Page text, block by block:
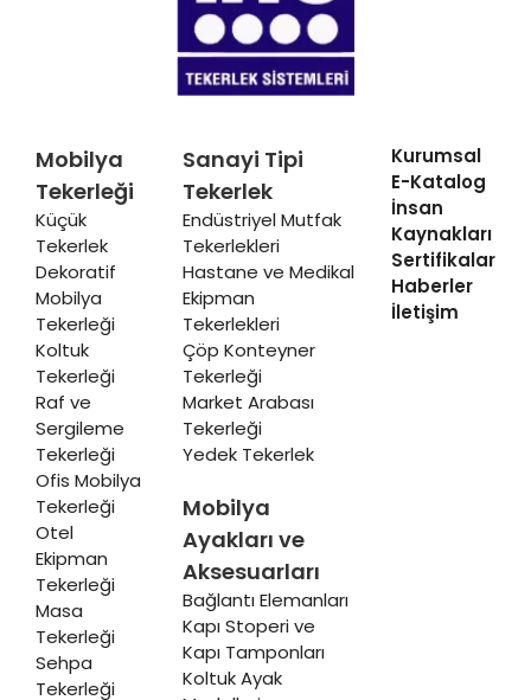
Mobilya
Tekerleği
Küçük
Tekerlek
Dekoratif
Mobilya
Tekerleği
Koltuk
Tekerleği
Raf ve
Sergileme
Tekerleği
Ofis Mobilya
Tekerleği
Otel
Ekipman
Tekerleği
Masa
Tekerleği
Sehpa
Tekerleği
Sanayi Tipi
Tekerlek
Endüstriyel Mutfak
Tekerlekleri
Hastane ve Medikal
Ekipman
Tekerlekleri
Çöp Konteyner
Tekerleği
Market Arabası
Tekerleği
Yedek Tekerlek
Mobilya
Ayakları ve
Aksesuarları
Bağlantı Elemanları
Kapı Stoperi ve
Kapı Tamponları
Koltuk Ayak
Kurumsal
E-Katalog
İnsan
Kaynakları
Sertifikalar
Haberler
İletişim